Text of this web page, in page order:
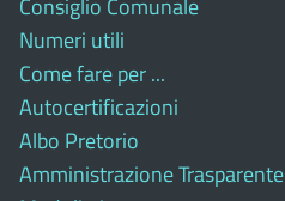
Consiglio Comunale
Numeri utili
Come fare per ...
Autocertificazioni
Albo Pretorio
Amministrazione Trasparente